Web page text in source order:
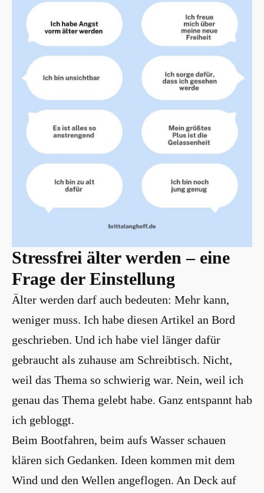
Stressfrei älter werden – eine
Frage der Einstellung
Älter werden darf auch bedeuten: Mehr kann,
weniger muss. Ich habe diesen Artikel an Bord
geschrieben. Und ich habe viel länger dafür
gebraucht als zuhause am Schreibtisch. Nicht,
weil das Thema so schwierig war. Nein, weil ich
genau das Thema gelebt habe. Ganz entspannt hab
ich gebloggt.
Beim Bootfahren, beim aufs Wasser schauen
klären sich Gedanken. Ideen kommen mit dem
Wind und den Wellen angeflogen. An Deck auf